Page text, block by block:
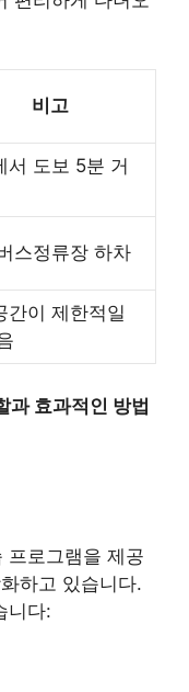
비고
서 도보 5분 거
스정류장 하차
간이 제한적일
과 효과적인 방법
프로그램을 제공
하고 있습니다.
니다: